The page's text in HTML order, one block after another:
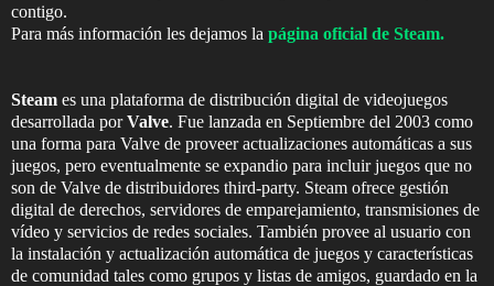
contigo.
Para más información les dejamos la página oficial de Steam.
Steam es una plataforma de distribución digital de videojuegos
desarrollada porValve. Fue lanzada en Septiembre del 2003 como
una forma para Valve de proveer actualizaciones automáticas a sus
juegos, pero eventualmente se expandio para incluir juegos que no
son de Valve de distribuidores third-party. Steam ofrece gestión
digital de derechos, servidores de emparejamiento, transmisiones de
vídeo y servicios de redes sociales. También provee al usuario con
la instalación y actualización automática de juegos y características
de comunidad tales como grupos y listas de amigos, guardado en la